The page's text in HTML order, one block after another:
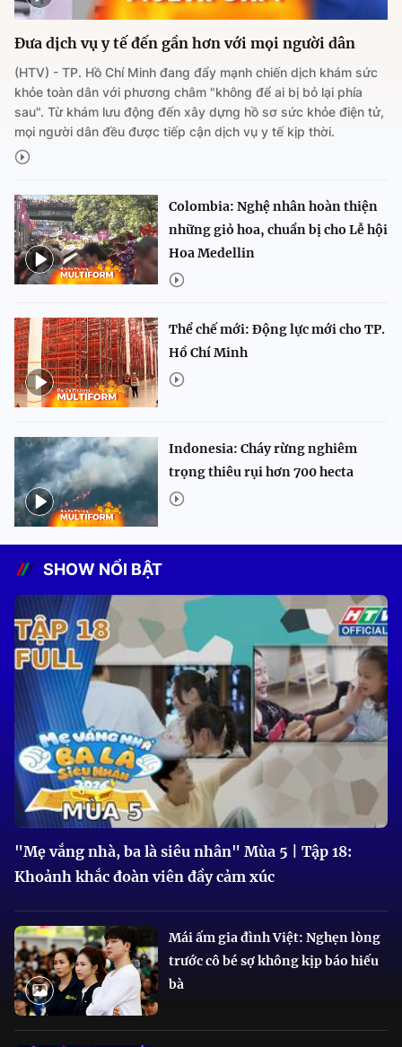
Đưa dịch vụ y tế đến gần hơn với mọi người dân
(HTV) - TP. Hồ Chí Minh đang đẩy mạnh chiến dịch khám sức
khỏe toàn dân với phương châm "không để ai bị bỏ lại phía
sau". Từ khám lưu động đến xây dựng hồ sơ sức khỏe điện tử,
mọi người dân đều được tiếp cận dịch vụ y tế kịp thời.
Colombia: Nghệ nhân hoàn thiện
những giỏ hoa, chuẩn bị cho Lễ hội
Hoa Medellin
Thể chế mới: Động lực mới cho TP.
Hồ Chí Minh
Indonesia: Cháy rừng nghiêm
trọng thiêu rụi hơn 700 hecta
SHOW NỔI BẬT
"Mẹ vắng nhà, ba là siêu nhân" Mùa 5 | Tập 18:
Khoảnh khắc đoàn viên đầy cảm xúc
Mái ấm gia đình Việt: Nghẹn lòng
trước cô bé sợ không kịp báo hiếu
bà